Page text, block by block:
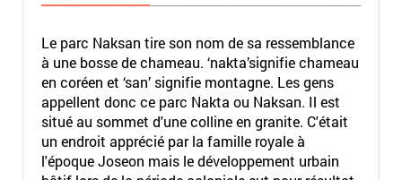
Le parc Naksan tire son nom de sa ressemblance
à une bosse de chameau. ‘nakta’signifie chameau
en coréen et ‘san’ signifie montagne. Les gens
appellent donc ce parc Nakta ou Naksan. Il est
situé au sommet d'une colline en granite. C'était
un endroit apprécié par la famille royale à
l'époque Joseon mais le développement urbain